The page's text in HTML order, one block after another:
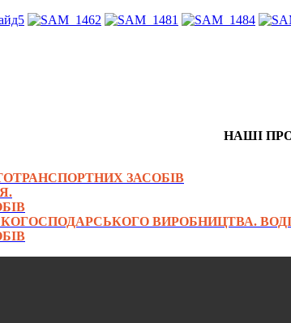
НАШІ
ЗАСОБІВ
ВИРОБНИЦТВА.